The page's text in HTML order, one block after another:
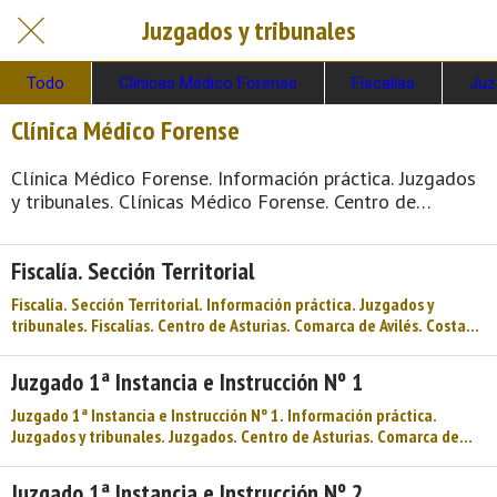
Juzgados y tribunales
Todo Clínicas Médico Forense Fiscalías
Clínica Médico Forense
Clínica Médico Forense. Información práctica. Juzgados
y tribunales. Clínicas Médico Forense. Centro de
Asturias. Centro de Asturias. Cosmopolita, marinera,
medieval, dinámica y metropolitana, así es la ciudad de
Avilés y su entorno. Un concejo y una urbe comercial,
cosmopolita, dinámica, metropolitana, de origen
Avilés. La villa y capital del mun ...
Fiscalía. Sección Territorial
Fiscalía. Sección Territorial. Información práctica. Juzgados y
tribunales. Fiscalías. Centro de Asturias. Comarca de Avilés. Costa
entorno. Un concejo y una urbe comercial, cosmopolita, dinámica,
metropolitana, de origen medieval y de gran tradición marinera,
hablamos de Avilés. La villa y capital del municipio ...
Juzgado 1ª Instancia e Instrucción Nº 1
Juzgado 1ª Instancia e Instrucción Nº 1. Información práctica.
Juzgados y tribunales. Juzgados. Centro de Asturias. Comarca de